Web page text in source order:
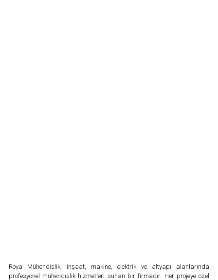
Roya Mühendislik, inşaat, makine, elektrik ve altyapı alanlarında
profesyonel mühendislik hizmetleri sunan bir firmadır. Her projeye özel